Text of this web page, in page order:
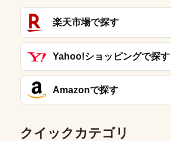
楽天市場で探す
Yahoo!ショッピングで探す
Amazonで探す
クイックカテゴリ